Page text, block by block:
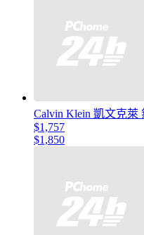
Calvin Klein 凱文克萊
$1,757
$1,850